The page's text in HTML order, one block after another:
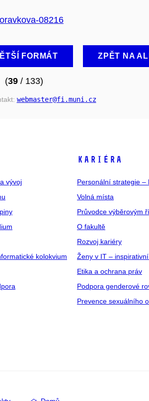
FORMÁT ZPĚT NA
(39/ 133)
webmaster@fi .muni .cz
vývoj
kolokvium
KARIÉRA
Personální strategie –
Volná místa
Průvodce výběrovým
O fakultě
Rozvoj kariéry
Ženy v IT –
Etika a ochrana práv
Podpora genderové
Prevence sexuálního